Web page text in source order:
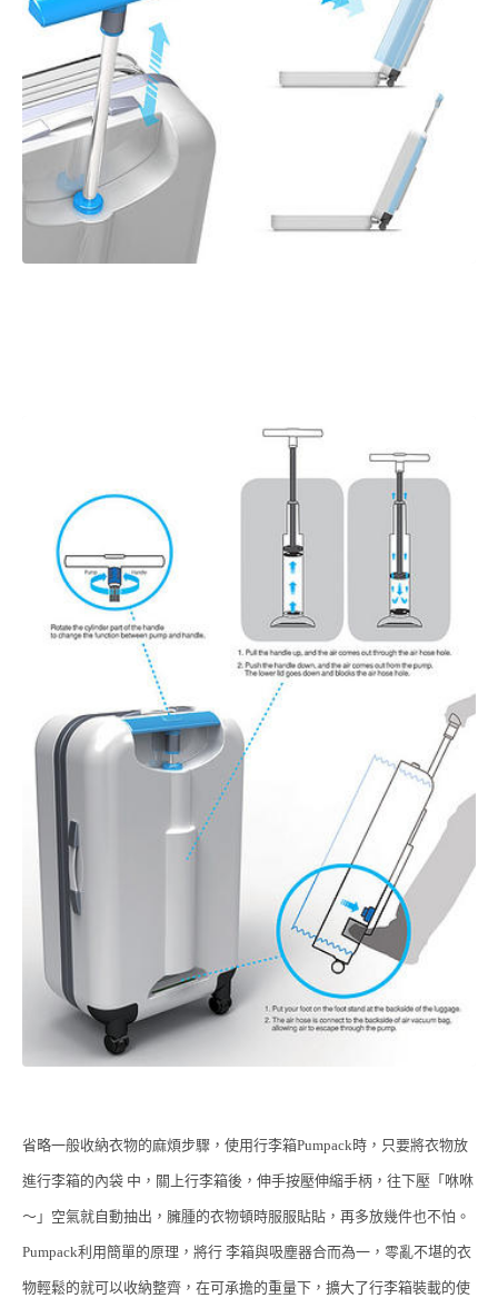
省略一般收納衣物的麻煩步驟，使用行李箱Pumpack時，只要將衣物放
進行李箱的內袋 中，關上行李箱後，伸手按壓伸縮手柄，往下壓「咻咻
～」空氣就自動抽出，臃腫的衣物頓時服服貼貼，再多放幾件也不怕。
Pumpack利用簡單的原理，將行 李箱與吸塵器合而為一，零亂不堪的衣
物輕鬆的就可以收納整齊，在可承擔的重量下，擴大了行李箱裝載的使